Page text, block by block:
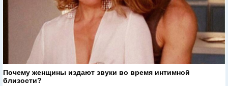
Почему женщины издают звуки во время интимной
близости?